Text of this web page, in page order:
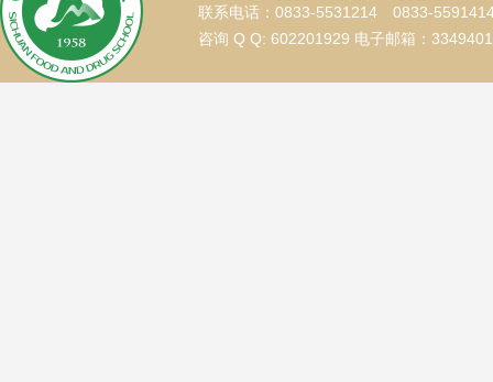
联系电话：0833-5531214 0833-
咨询 Q Q: 602201929 电子邮箱：